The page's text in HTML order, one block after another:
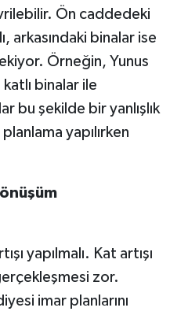
Ön caddedeki
arkasındaki binalar ise
Örneğin, Yunus
binalar ile
bu şekilde bir yanlışlık
yapılırken
yapılmalı. Kat artışı
zor.
imar planlarını